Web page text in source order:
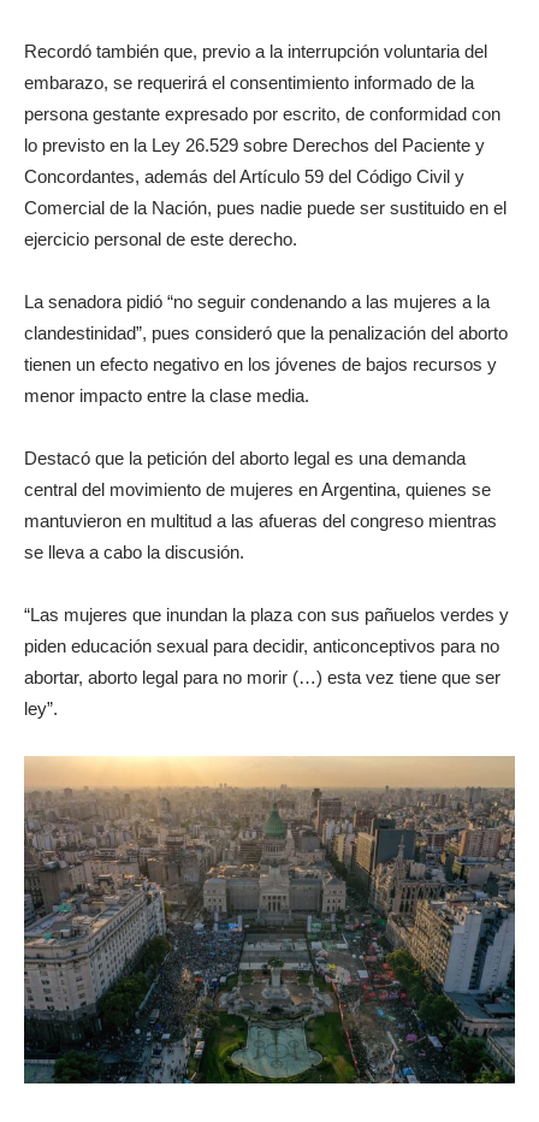
Recordó también que, previo a la interrupción voluntaria del
embarazo, se requerirá el consentimiento informado de la
persona gestante expresado por escrito, de conformidad con
lo previsto en la Ley 26.529 sobre Derechos del Paciente y
Concordantes, además del Artículo 59 del Código Civil y
Comercial de la Nación, pues nadie puede ser sustituido en el
ejercicio personal de este derecho.
La senadora pidió “no seguir condenando a las mujeres a la
clandestinidad”, pues consideró que la penalización del aborto
tienen un efecto negativo en los jóvenes de bajos recursos y
menor impacto entre la clase media.
Destacó que la petición del aborto legal es una demanda
central del movimiento de mujeres en Argentina, quienes se
mantuvieron en multitud a las afueras del congreso mientras
se lleva a cabo la discusión.
“Las mujeres que inundan la plaza con sus pañuelos verdes y
piden educación sexual para decidir, anticonceptivos para no
abortar, aborto legal para no morir (…) esta vez tiene que ser
ley”.